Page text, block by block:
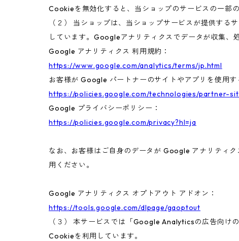
Cookieを無効化すると、当ショップのサービスの一部
（２） 当ショップは、当ショップサービスが提供す
しています。Googleアナリティクスでデータが収集、
Google アナリティクス 利用規約：
https://www.google.com/analytics/terms/jp.html
お客様が Google パートナーのサイトやアプリを使用
https://policies.google.com/technologies/partner-
Google プライバシーポリシー：
https://policies.google.com/privacy?hl=ja
なお、お客様はご自身のデータが Google アナリティ
用ください。
Google アナリティクス オプトアウト アドオン：
https://tools.google.com/dlpage/gaoptout
（３） 本サービスでは「Google Analyticsの広告向け
Cookieを利用しています。